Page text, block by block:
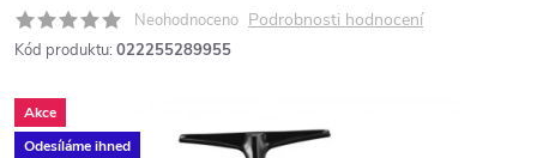
Neohodnoceno Podrobnosti hodnocení
Kód produktu: 022255289955
Akce
Odesíláme ihned